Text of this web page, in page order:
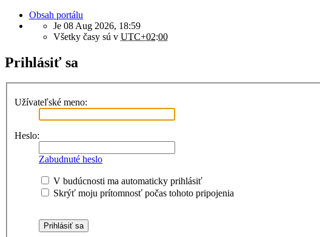
Obsah portálu
Je 08 Aug 2026, 18:59
Všetky časy sú v UTC+02:00
Prihlásiť sa
Užívateľské meno:
Heslo:
Zabudnuté heslo
V budúcnosti ma automaticky prihlásiť
Skrýť moju prítomnosť počas tohoto pripojenia